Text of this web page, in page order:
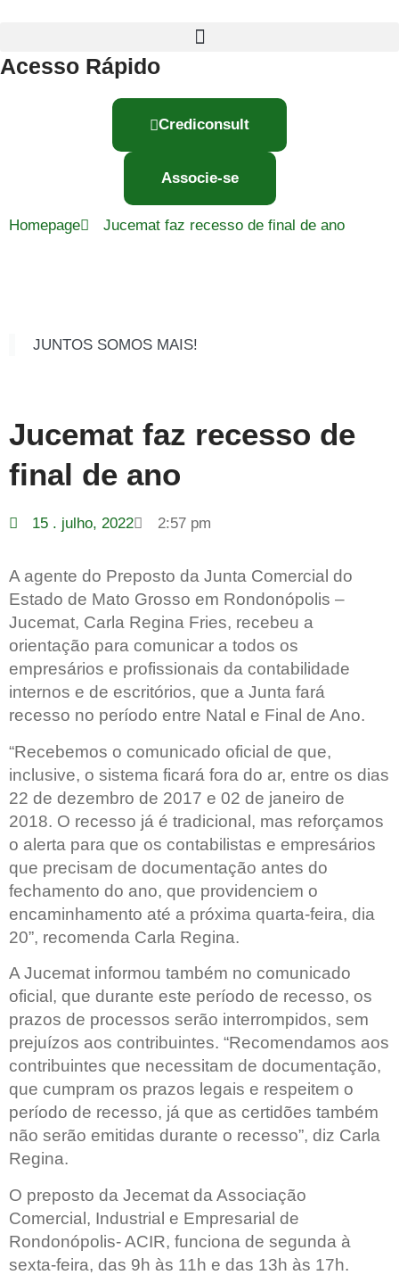
Acesso Rápido
Crediconsult
Associe-se
Homepage Jucemat faz recesso de final de ano
JUNTOS SOMOS MAIS!
Jucemat faz recesso de
final de ano
15 . julho, 2022 2:57 pm
A agente do Preposto da Junta Comercial do
Estado de Mato Grosso em Rondonópolis –
Jucemat, Carla Regina Fries, recebeu a
orientação para comunicar a todos os
empresários e profissionais da contabilidade
internos e de escritórios, que a Junta fará
recesso no período entre Natal e Final de Ano.
“Recebemos o comunicado oficial de que,
inclusive, o sistema ficará fora do ar, entre os dias
22 de dezembro de 2017 e 02 de janeiro de
2018. O recesso já é tradicional, mas reforçamos
o alerta para que os contabilistas e empresários
que precisam de documentação antes do
fechamento do ano, que providenciem o
encaminhamento até a próxima quarta-feira, dia
20”, recomenda Carla Regina.
A Jucemat informou também no comunicado
oficial, que durante este período de recesso, os
prazos de processos serão interrompidos, sem
prejuízos aos contribuintes. “Recomendamos aos
contribuintes que necessitam de documentação,
que cumpram os prazos legais e respeitem o
período de recesso, já que as certidões também
não serão emitidas durante o recesso”, diz Carla
Regina.
O preposto da Jecemat da Associação
Comercial, Industrial e Empresarial de
Rondonópolis- ACIR, funciona de segunda à
sexta-feira, das 9h às 11h e das 13h às 17h.